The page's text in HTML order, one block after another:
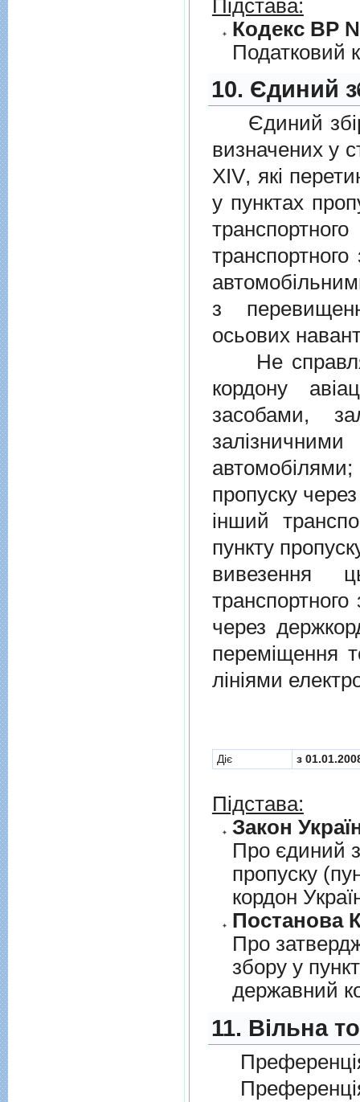
Підстава:
Кодекс ВР №
Податковий
10. Єдиний
Єдиний збiр
визначених у
XIV, якi
у пунктах
з
осьових
Не
кордону
засобами,
залiзничними
пропуску
iнший
пункту
вивезення
через
перемiщення
лiнiями
Діє з
Підстава:
Закон
Про єдиний
пропуску
кордон
Постанова
Про
збору у
державний
11. Вільна